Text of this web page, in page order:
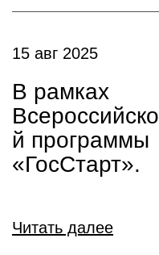
15 авг 2025
В рамках
Всероссийско
й программы
«ГосСтарт».
Читать далее